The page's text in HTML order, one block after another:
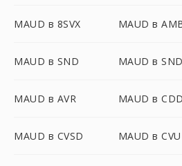
MAUD в 8SVX MAUD в
MAUD в SND MAUD в
MAUD в AVR MAUD в
MAUD в CVSD MAUD в CVU